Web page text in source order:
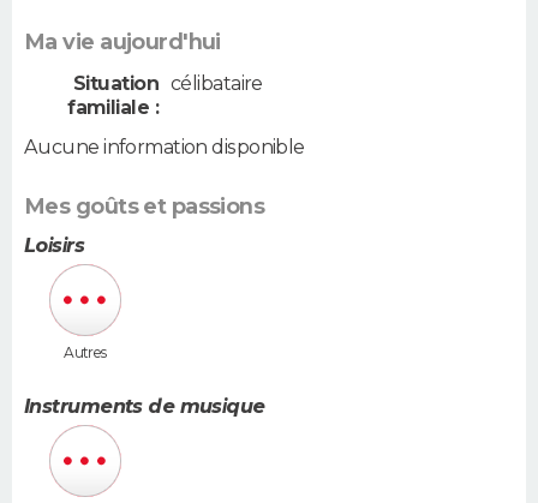
Ma vie aujourd'hui
Situation
familiale :
célibataire
Aucune information disponible
Mes goûts et passions
Loisirs
Autres
Instruments de musique